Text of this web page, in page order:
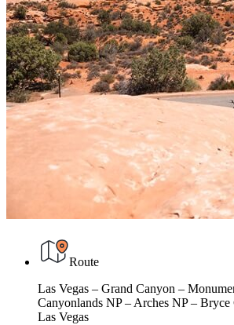
Route
Las Vegas – Grand Canyon –
Canyonlands NP – Arches NP –
Las Vegas